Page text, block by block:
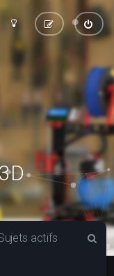
actifs